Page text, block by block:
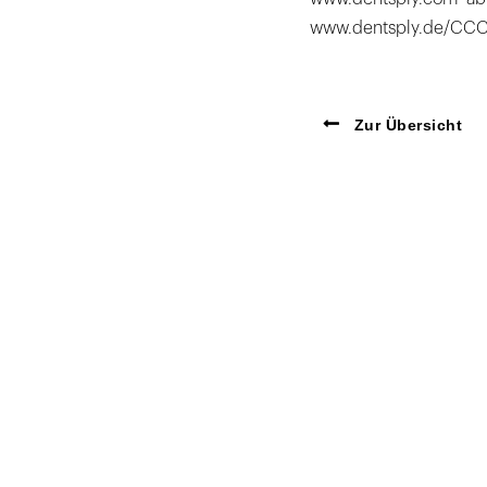
www.dentsply.de/
Zur Übersicht